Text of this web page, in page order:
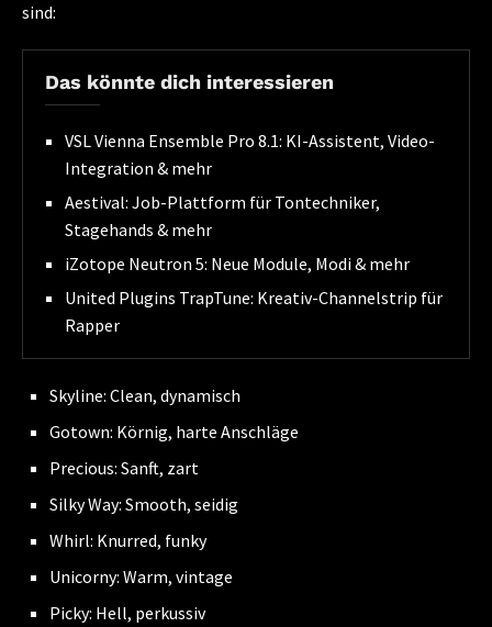
sind:
Das könnte dich interessieren
VSL Vienna Ensemble Pro 8.1: KI-Assistent, Video-
Integration & mehr
Aestival: Job-Plattform für Tontechniker,
Stagehands & mehr
iZotope Neutron 5: Neue Module, Modi & mehr
United Plugins TrapTune: Kreativ-Channelstrip für
Rapper
Skyline: Clean, dynamisch
Gotown: Körnig, harte Anschläge
Precious: Sanft, zart
Silky Way: Smooth, seidig
Whirl: Knurred, funky
Unicorny: Warm, vintage
Picky: Hell, perkussiv